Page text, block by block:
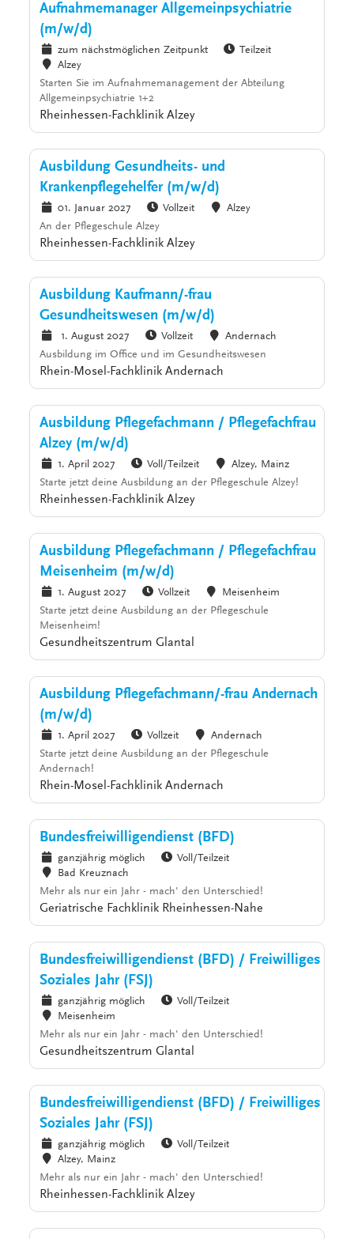
Aufnahmemanager Allgemeinpsychiatrie
(m/w/d)
zum nächstmöglichen Zeitpunkt
Teilzeit
Alzey
Starten Sie im Aufnahmemanagement der Abteilung
Allgemeinpsychiatrie 1+2
Rheinhessen-Fachklinik Alzey
Ausbildung Gesundheits- und
Krankenpflegehelfer (m/w/d)
01. Januar 2027 Vollzeit
Alzey
An der Pflegeschule Alzey
Rheinhessen-Fachklinik Alzey
Ausbildung Kaufmann/-frau
Gesundheitswesen (m/w/d)
1. August 2027 Vollzeit
Andernach
Ausbildung im Office und im Gesundheitswesen
Rhein-Mosel-Fachklinik Andernach
Ausbildung Pflegefachmann / Pflegefachfrau
Alzey (m/w/d)
1. April 2027 Voll/Teilzeit
Alzey, Mainz
Starte jetzt deine Ausbildung an der Pflegeschule Alzey!
Rheinhessen-Fachklinik Alzey
Ausbildung Pflegefachmann / Pflegefachfrau
Meisenheim (m/w/d)
1. August 2027 Vollzeit
Meisenheim
Starte jetzt deine Ausbildung an der Pflegeschule
Meisenheim!
Gesundheitszentrum Glantal
Ausbildung Pflegefachmann/-frau Andernach
(m/w/d)
1. April 2027 Vollzeit
Andernach
Starte jetzt deine Ausbildung an der Pflegeschule
Andernach!
Rhein-Mosel-Fachklinik Andernach
Bundesfreiwilligendienst (BFD)
ganzjährig möglich
Voll/Teilzeit
Bad Kreuznach
Mehr als nur ein Jahr - mach' den Unterschied!
Geriatrische Fachklinik Rheinhessen-Nahe
Bundesfreiwilligendienst (BFD) / Freiwilliges
Soziales Jahr (FSJ)
ganzjährig möglich
Voll/Teilzeit
Meisenheim
Mehr als nur ein Jahr - mach' den Unterschied!
Gesundheitszentrum Glantal
Bundesfreiwilligendienst (BFD) / Freiwilliges
Soziales Jahr (FSJ)
ganzjährig möglich
Voll/Teilzeit
Alzey, Mainz
Mehr als nur ein Jahr - mach' den Unterschied!
Rheinhessen-Fachklinik Alzey